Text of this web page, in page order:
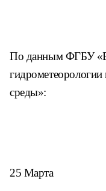
По данным ФГБУ
среды»:
25 Марта